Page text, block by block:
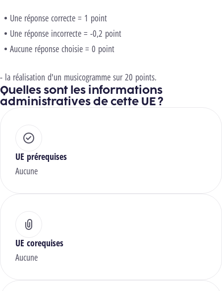
Une réponse correcte = 1 point
Une réponse incorrecte = -0,2 point
Aucune réponse choisie = 0 point
- la réalisation d'un musicogramme sur 20 points.
Quelles sont les informations
administratives de cette UE ?
UE prérequises
Aucune
UE corequises
Aucune